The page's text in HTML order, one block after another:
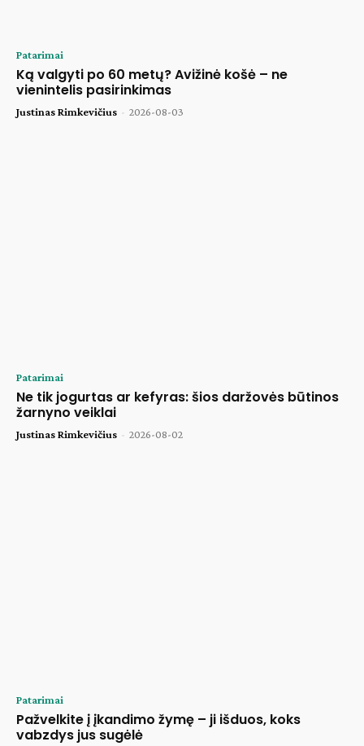
Patarimai
Ką valgyti po 60 metų? Avižinė košė – ne
vienintelis pasirinkimas
Justinas Rimkevičius - 2026-08-03
Patarimai
Ne tik jogurtas ar kefyras: šios daržovės būtinos
žarnyno veiklai
Justinas Rimkevičius - 2026-08-02
Patarimai
Pažvelkite į įkandimo žymę – ji išduos, koks
vabzdys jus sugėlė